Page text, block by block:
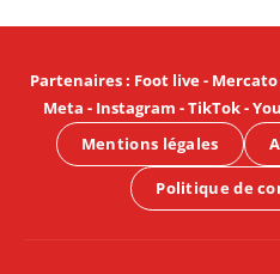
Partenaires: Foot live-
Meta - Instagram -TikTok-
Mentions légales
Politique de